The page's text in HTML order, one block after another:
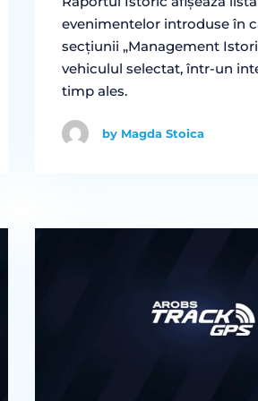
evenimentelor introduse în
secțiunii „Management
vehiculul selectat, într-un
timp ales.
by Magda Stoica